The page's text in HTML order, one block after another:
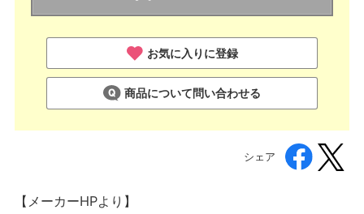
お気に入りに登録
商品について問い合わせる
シェア
【メーカーHPより】